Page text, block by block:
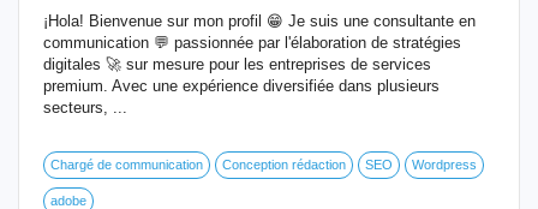
¡Hola! Bienvenue sur mon profil 😁 Je suis une consultante en
communication 💬 passionnée par l'élaboration de stratégies
digitales 🚀 sur mesure pour les entreprises de services
premium. Avec une expérience diversifiée dans plusieurs
secteurs, ...
Chargé de communication Conception rédaction SEO Wordpress
adobe